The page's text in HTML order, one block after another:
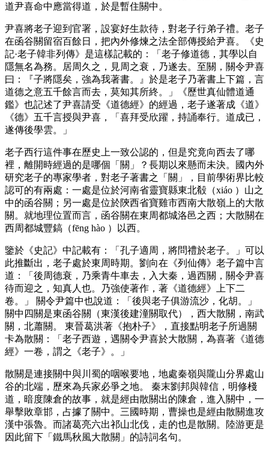
道尹喜命中應當得道，於是暫住關中。
尹喜將老子迎到官署，設宴好生款待，對老子行弟子禮。老子
在函谷關留宿百餘日，把內外修煉之法全部傳授給尹喜。《史
記·老子韓非列傳》是這樣記載的：「老子修道德，其學以自
隱無名為務。居周久之，見周之衰，乃遂去。至關，關令尹喜
曰：『子將隱矣，強為我著書。』於是老子乃著書上下篇，言
道德之意五千餘言而去，莫知其所終。」《歷世真仙體道通
鑑》也記述了尹喜請受《道德經》的經過，老子遂著成《道》
《德》五千言授與尹喜，「喜拜受欣躍，持誦奉行。道成已，
遂傳後學雲。」
老子西行這件事在歷史上一致公認的，但是究竟向西去了哪
裡，離開時經過的是哪個「關」？長期以來懸而未決。國內外
研究老子的專家學者，對老子著書之「關」，目前學術界比較
認可的有兩處：一處是位於河南省靈寶縣東北殽（xiáo ）山之
中的函谷關；另一處是位於陝西省寶雞市西南大散嶺上的大散
關。就地理位置而言，函谷關在東周都城洛邑之西；大散關在
西周都城豐鎬（fēng hào ）以西。
鑒於《史記》中記載有：「孔子適周，將問禮於老子。」可以
此推斷出，老子處於東周時期。劉向在《列仙傳》老子篇中言
道：「後周德衰，乃乘青牛車去，入大秦，過西關，關令尹喜
待而迎之，知真人也。乃強使著作，著《道德經》上下二
卷。」 關令尹篇中也說道：「後與老子俱游流沙，化胡。」
關中四關是東函谷關（東漢後建潼關取代），西大散關，南武
關，北蕭關。 東晉葛洪著《抱朴子》，直接點明老子所過關
卡為散關：「老子西遊，遇關令尹喜於大散關，為喜著《道德
經》一卷，謂之《老子》。」
散關是連接關中與川蜀的咽喉要地，地處秦嶺與隴山分界處山
谷的北端，歷來為兵家必爭之地。 秦末劉邦與韓信，明修棧
道，暗度陳倉的故事，就是經由散關出的陳倉，進入關中，一
舉擊敗章邯，占據了關中。三國時期，曹操也是經由散關進攻
漢中張魯。而諸葛亮六出祁山北伐，走的也是散關。陸游更是
因此留下「鐵馬秋風大散關」的詩詞名句。